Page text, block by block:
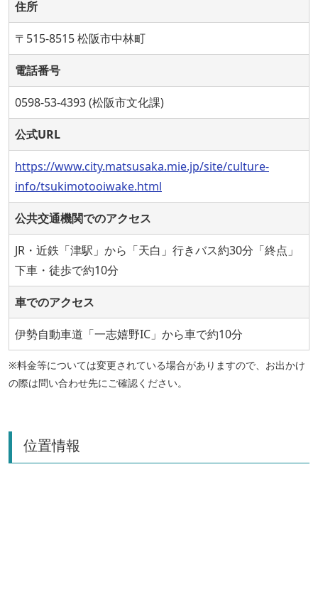
住所
〒515-8515 松阪市中林町
電話番号
0598-53-4393 (松阪市文化課)
公式URL
https://www.city.matsusaka.mie.jp/site/culture-
info/tsukimotooiwake.html
公共交通機関でのアクセス
JR・近鉄「津駅」から「天白」行きバス約30分「終点」
下車・徒歩で約10分
車でのアクセス
伊勢自動車道「一志嬉野IC」から車で約10分
※料金等については変更されている場合がありますので、お出かけ
の際は問い合わせ先にご確認ください。
位置情報